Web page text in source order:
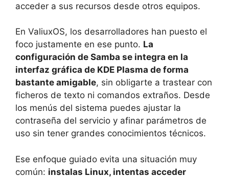
acceder a sus recursos desde otros equipos.
En ValiuxOS, los desarrolladores han puesto el
foco justamente en ese punto. La
configuración de Samba se integra en la
interfaz gráfica de KDE Plasma de forma
bastante amigable, sin obligarte a trastear con
ficheros de texto ni comandos extraños. Desde
los menús del sistema puedes ajustar la
contraseña del servicio y afinar parámetros de
uso sin tener grandes conocimientos técnicos.
Ese enfoque guiado evita una situación muy
común: instalas Linux, intentas acceder